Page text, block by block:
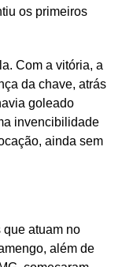
os primeiros
Com a vitória, a
da chave, atrás
goleado
invencibilidade
ainda sem
que atuam no
além de